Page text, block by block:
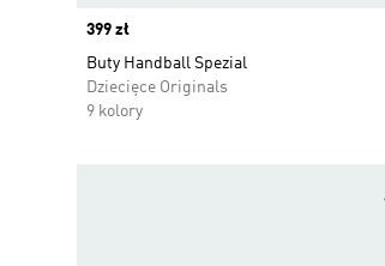
Price
399 zł
Buty Handball Spezial
Dziecięce Originals
9 kolory